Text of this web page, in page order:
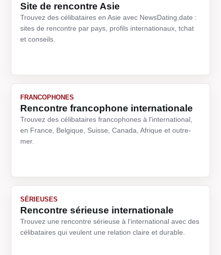
Site de rencontre Asie
Trouvez des célibataires en Asie avec NewsDating.date :
sites de rencontre par pays, profils internationaux, tchat
et conseils.
FRANCOPHONES
Rencontre francophone internationale
Trouvez des célibataires francophones à l'international,
en France, Belgique, Suisse, Canada, Afrique et outre-
mer.
SÉRIEUSES
Rencontre sérieuse internationale
Trouvez une rencontre sérieuse à l'international avec des
célibataires qui veulent une relation claire et durable.